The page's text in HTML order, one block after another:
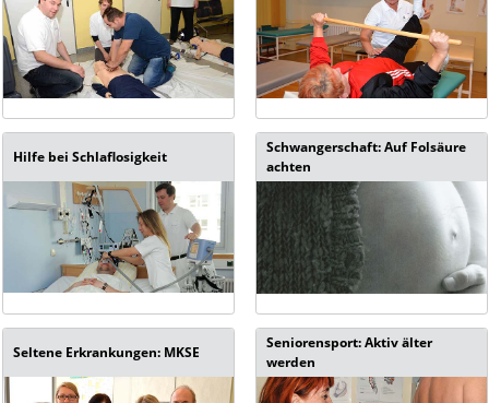
Hilfe bei Schlaflosigkeit
Schwangerschaft: Auf Folsäure
achten
Seltene Erkrankungen: MKSE
Seniorensport: Aktiv älter
werden